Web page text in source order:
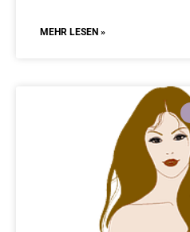
MEHR LESEN »